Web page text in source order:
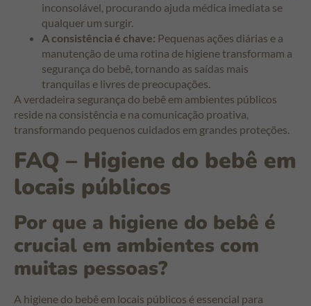
inconsolável, procurando ajuda médica imediata se
qualquer um surgir.
A consistência é chave: Pequenas ações diárias e a
manutenção de uma rotina de higiene transformam a
segurança do bebê, tornando as saídas mais
tranquilas e livres de preocupações.
A verdadeira segurança do bebê em ambientes públicos
reside na consistência e na comunicação proativa,
transformando pequenos cuidados em grandes proteções.
FAQ – Higiene do bebê em
locais públicos
Por que a higiene do bebê é
crucial em ambientes com
muitas pessoas?
A higiene do bebê em locais públicos é essencial para